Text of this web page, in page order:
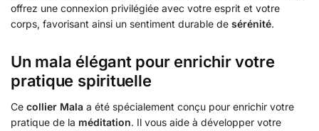
offrez une connexion privilégiée avec votre esprit et votre
corps, favorisant ainsi un sentiment durable de sérénité.
Un mala élégant pour enrichir votre
pratique spirituelle
Ce collier Mala a été spécialement conçu pour enrichir votre
pratique de la méditation. Il vous aide à développer votre